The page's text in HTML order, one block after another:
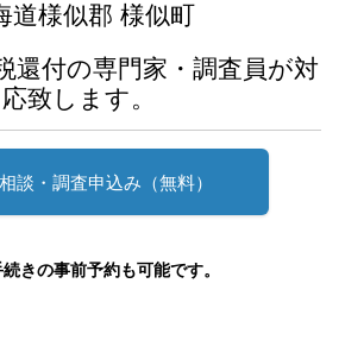
道様似郡 様似町
還付の専門家・調査員が対
応致します。
談・調査申込み（無料）
きの事前予約も可能です。